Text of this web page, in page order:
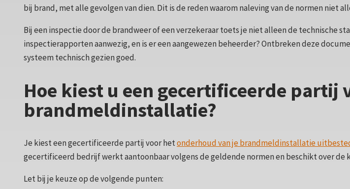
bij brand, met alle gevolgen van dien. Dit is de reden waarom naleving van de normen
Bij een inspectie door de brandweer of een verzekeraar toets je niet alleen de technische
inspectierapporten aanwezig, en is er een aangewezen beheerder? Ontbreken deze
systeem technisch gezien goed.
Hoe kiest u een gecertificeerde partij
brandmeldinstallatie?
Je kiest een gecertificeerde partij voor hetonderhoud van je brandmeldinstallatie
gecertificeerd bedrijf werkt aantoonbaar volgens de geldende normen en beschikt over
Let bij je keuze op de volgende punten: